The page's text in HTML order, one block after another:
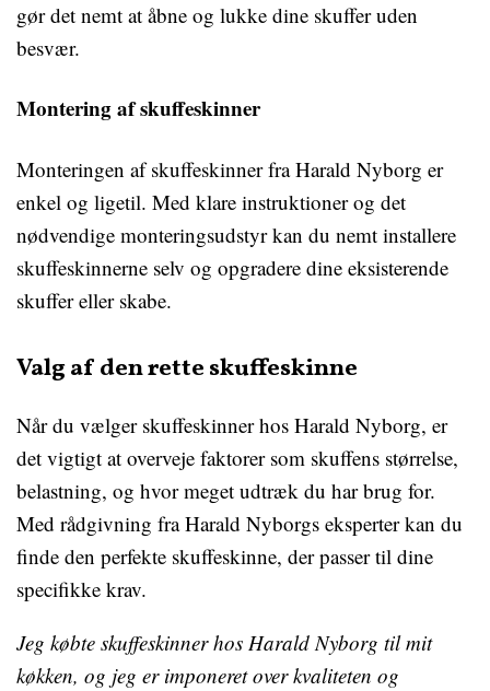
gør det nemt at åbne og lukke dine skuffer uden
besvær.
Montering af skuffeskinner
Monteringen af skuffeskinner fra Harald Nyborg er
enkel og ligetil. Med klare instruktioner og det
nødvendige monteringsudstyr kan du nemt installere
skuffeskinnerne selv og opgradere dine eksisterende
skuffer eller skabe.
Valg af den rette skuffeskinne
Når du vælger skuffeskinner hos Harald Nyborg, er
det vigtigt at overveje faktorer som skuffens størrelse,
belastning, og hvor meget udtræk du har brug for.
Med rådgivning fra Harald Nyborgs eksperter kan du
finde den perfekte skuffeskinne, der passer til dine
specifikke krav.
Jeg købte skuffeskinner hos Harald Nyborg til mit
køkken, og jeg er imponeret over kvaliteten og